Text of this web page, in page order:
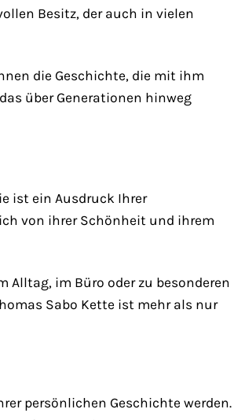
Besitz, der auch in vielen
die Geschichte, die mit ihm
über Generationen hinweg
ist ein Ausdruck Ihrer
von ihrer Schönheit und ihrem
im Büro oder zu besonderen
Sabo Kette ist mehr als nur
persönlichen Geschichte werden.